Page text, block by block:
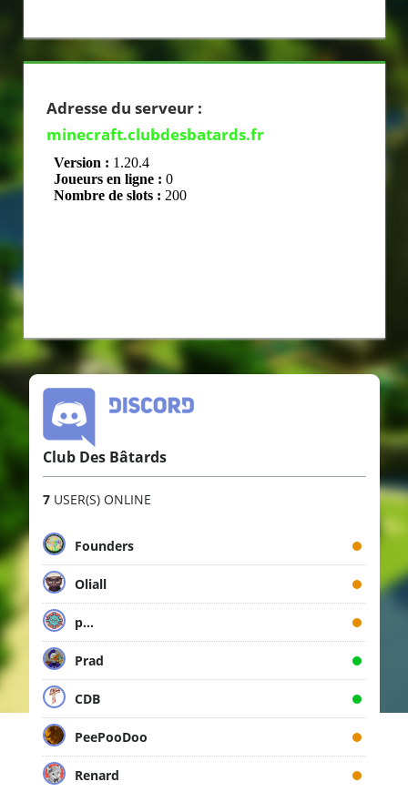
Adresse du serveur :
minecraft.clubdesbatards.fr
Club Des Bâtards
7USER(S) ONLINE
Founders
Oliall
p...
Prad
CDB
PeePooDoo
Renard